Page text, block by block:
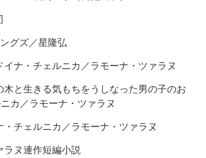
グズ／星隆弘
ナ・チェルニカ／ラモーナ・ツァラヌ
木と生きる気もちをうしなった男の子のお
カ／ラモーナ・ツァラヌ
チェルニカ／ラモーナ・ツァラヌ
ラヌ連作短編小説